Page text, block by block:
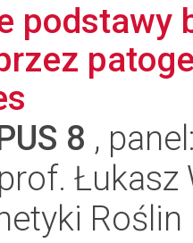
podstawy
8 ,
Łukasz
Roślin